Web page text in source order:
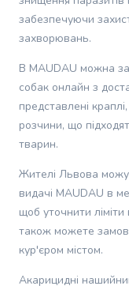
та
для
77, Сільпоінт
м. Львів, вул.
Городоцька , 179
Скриня),
каса
м. Львів, вул. Під
Дубом, 7б (ТЦ
м. Львів, вул.
, 60 (ТЦ Семицвіт),
Тютюнова каса
забезпечуючи
захворювань.
В MAUDAU можна
собак онлайн з
представлені
розчини, що
тварин.
Жителі Львова
видачі MAUDAU в
щоб уточнити ліміти
також можете
кур'єром містом.
Акарицидні